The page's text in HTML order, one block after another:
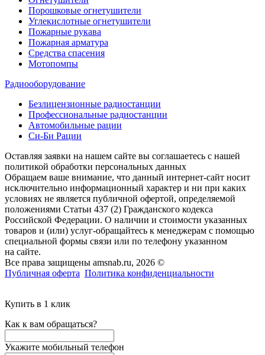
Порошковые огнетушители
Углекислотные огнетушители
Пожарные рукава
Пожарная арматура
Средства спасения
Мотопомпы
Радиооборудование
Безлицензионные радиостанции
Профессиональные радиостанции
Автомобильные рации
Си-Би Рации
Оставляя заявки на нашем сайте вы соглашаетесь с нашей
политикой обработки персональных данных
Обращаем ваше внимание, что данный интернет-сайт носит
исключительно информационный характер и ни при каких
условиях не является публичной офертой, определяемой
положениями Статьи 437 (2) Гражданского кодекса
Российской Федерации. О наличии и стоимости указанных
товаров и (или) услуг-обращайтесь к менеджерам с помощью
специальной формы связи или по телефону указанном
на сайте.
Все права защищены amsnab.ru, 2026 ©
Публичная оферта Политика конфиденциальности
Купить в 1 клик
Как к вам обращаться?
Укажите мобильный телефон